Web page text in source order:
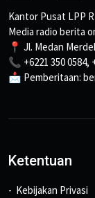
Kantor Pusat LPP
Media radio berita
📍 Jl. Medan
📞 +6221 350 0584,
📩 Pemberitaan:
Ketentuan
Kebijakan Privasi